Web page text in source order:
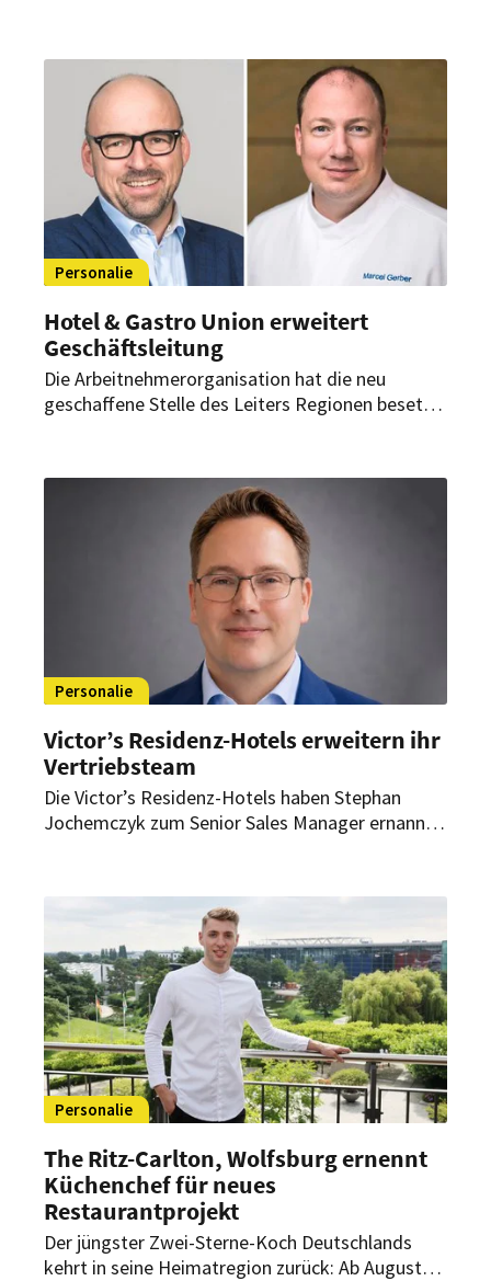
Personalie
Hotel & Gastro Union erweitert
Geschäftsleitung
Die Arbeitnehmerorganisation hat die neu
geschaffene Stelle des Leiters Regionen besetzt.
Personalie
Victor’s Residenz-Hotels erweitern ihr
Vertriebsteam
Die Victor’s Residenz-Hotels haben Stephan
Jochemczyk zum Senior Sales Manager ernannt.
Personalie
The Ritz-Carlton, Wolfsburg ernennt
Küchenchef für neues
Restaurantprojekt
Der jüngster Zwei-Sterne-Koch Deutschlands
kehrt in seine Heimatregion zurück: Ab August